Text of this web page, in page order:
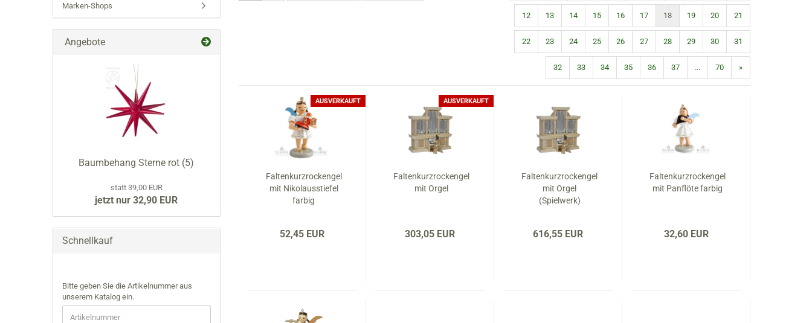
Schwibbögen für Wachskerzen
verdrehte Schwibbögen
Fachwerkhäuser
Dörfliches Leben
Nussknacker 20 bis 39 cm
Nussknacker ab 40 cm
Schnitzkunst
Räucherwichtel
Weihnachtsmänner
Räucherhäuser XXL
12 13 14 15 16 17 18 19 20 21
22 23 24 25 26 27 28 29 30 31
32 33 34 35 36 37 ... 70 »
AUSVERKAUFT
Faltenkurzrockengel
mit Nikolausstiefel
farbig
52,45 EUR
AUSVERKAUFT
Faltenkurzrockengel
mit Orgel
303,05 EUR
Faltenkurzrockengel
mit Orgel
(Spielwerk)
616,55 EUR
Faltenkurzrockengel
mit Panflöte farbig
32,60 EUR
Marken-Shops
Angebote
Baumbehang Sterne rot (5)
statt 39,00 EUR
jetzt nur 32,90 EUR
Schnellkauf
BITTE
GEBEN
SIE
DIE
Bitte geben Sie die Artikelnummer aus
unserem Katalog ein.